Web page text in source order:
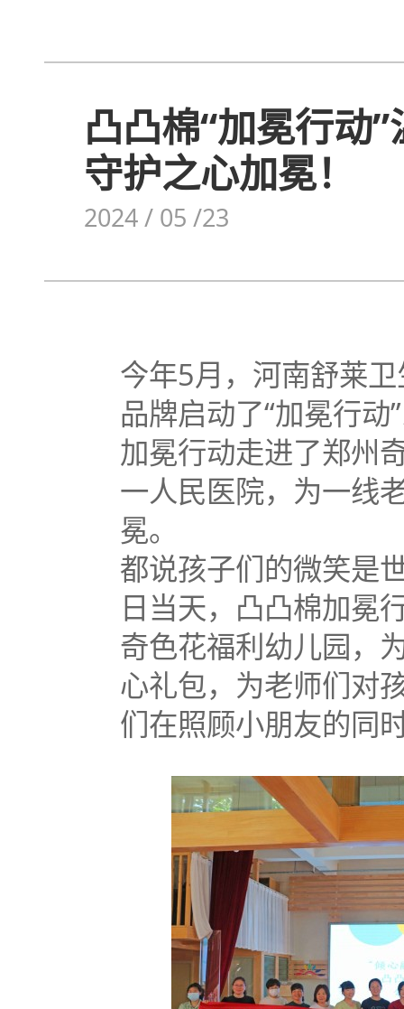
凸凸棉“加冕行动
守护之心加冕！
2024 / 05 /23
今年5月，河南舒莱
品牌启动了“加冕行
加冕行动走进了郑州
一人民医院，为一线
冕。
都说孩子们的微笑是
日当天，凸凸棉加冕
奇色花福利幼儿园，
心礼包，为老师们对
们在照顾小朋友的同